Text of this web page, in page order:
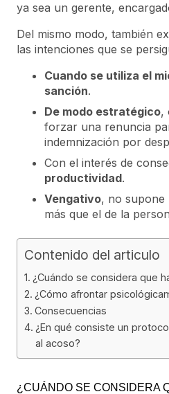
ya sea un gerente,
Del mismo modo, también
las intenciones que se
Cuando se utiliza el
sanción.
De modo estratégico,
forzar una renuncia
indemnización por
Con el interés de
productividad.
Vengativo, no supone
más que el de la
Contenido del articulo
¿Cuándo se considera que
¿Cómo afrontar
Consecuencias
¿En qué consiste un
al acoso?
¿CUÁNDO SE CONSIDERA